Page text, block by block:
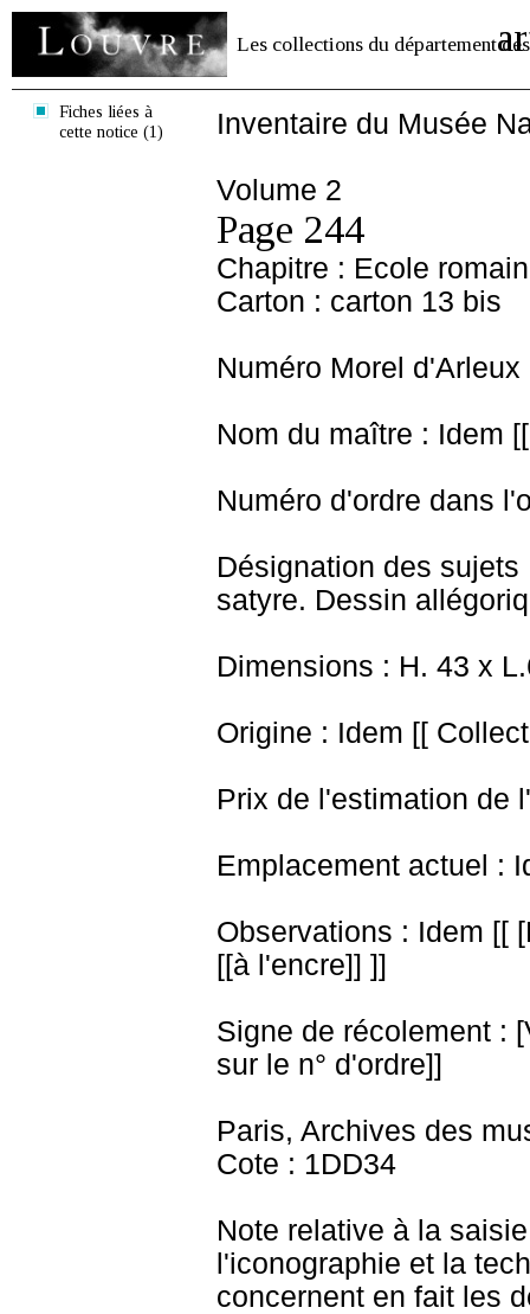
Les collections du département des
Fiches liées à
cette notice (1)
Inventaire du Musée
Volume 2
Page 244
Chapitre : Ecole
Carton : carton 13 bis
Numéro Morel d'Arleux
Nom du maître : Idem
Numéro d'ordre dans
Désignation des
satyre. Dessin
Dimensions : H. 43 x
Origine : Idem [[
Prix de l'estimation de
Emplacement actuel :
Observations : Idem [[
[[à l'encre]] ]]
Signe de récolement :
sur le n° d'ordre]]
Paris, Archives des
Cote : 1DD34
Note relative à la
l'iconographie et la
concernent en fait les